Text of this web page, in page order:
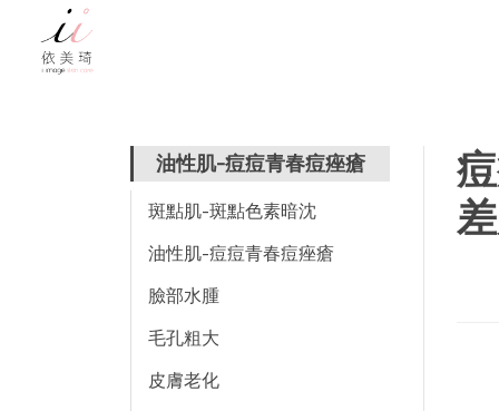
油性肌-痘痘青春痘痤瘡
斑點肌-斑點色素暗沈
油性肌-痘痘青春痘痤瘡
臉部水腫
毛孔粗大
皮膚老化